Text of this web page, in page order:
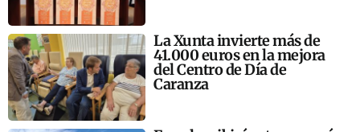
La Xunta invierte más de
41.000 euros en la mejora
del Centro de Día de
Caranza